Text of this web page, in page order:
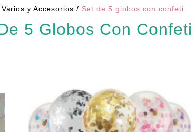
Varios y Accesorios/ Set de 5 globos con confeti
5 Globos Con Confeti